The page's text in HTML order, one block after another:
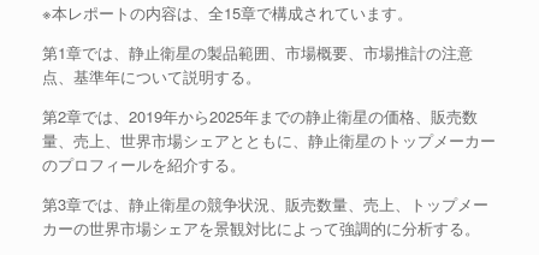
※本レポートの内容は、全15章で構成されています。
第1章では、静止衛星の製品範囲、市場概要、市場推計の注意
点、基準年について説明する。
第2章では、2019年から2025年までの静止衛星の価格、販売数
量、売上、世界市場シェアとともに、静止衛星のトップメーカー
のプロフィールを紹介する。
第3章では、静止衛星の競争状況、販売数量、売上、トップメー
カーの世界市場シェアを景観対比によって強調的に分析する。